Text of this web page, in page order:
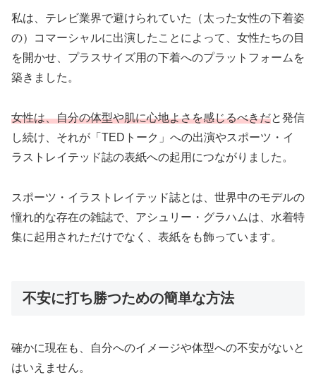
私は、テレビ業界で避けられていた（太った女性の下着姿
の）コマーシャルに出演したことによって、女性たちの目
を開かせ、プラスサイズ用の下着へのプラットフォームを
築きました。
女性は、自分の体型や肌に心地よさを感じるべきだと発信
し続け、それが「TEDトーク」への出演やスポーツ・イ
ラストレイテッド誌の表紙への起用につながりました。
スポーツ・イラストレイテッド誌とは、世界中のモデルの
憧れ的な存在の雑誌で、アシュリー・グラハムは、水着特
集に起用されただけでなく、表紙をも飾っています。
不安に打ち勝つための簡単な方法
確かに現在も、自分へのイメージや体型への不安がないと
はいえません。